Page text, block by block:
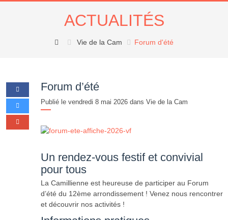
ACTUALITÉS
Vie de la Cam Forum d'été
Forum d’été
Publié le vendredi 8 mai 2026 dans Vie de la Cam
Un rendez-vous festif et convivial
pour tous
La Camillienne est heureuse de participer au Forum
d’été du 12ème arrondissement ! Venez nous rencontrer
et découvrir nos activités !